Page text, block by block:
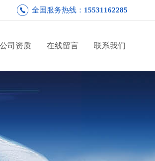
全国服务热线： 15531162285
公司资质 在线留言 联系我们